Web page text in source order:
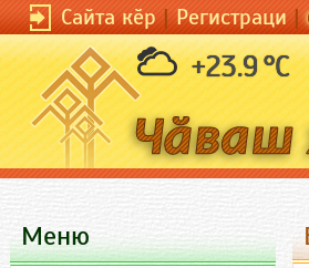
Сайта кӗр|Регистраци|
+23.9 °C
Меню